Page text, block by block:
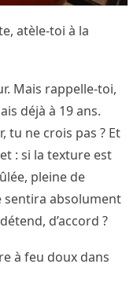
atèle-toi à la
Mais rappelle-toi,
déjà à 19 ans.
tu ne crois pas ? Et
: si la texture est
pleine de
sentira absolument
d’accord ?
à feu doux dans